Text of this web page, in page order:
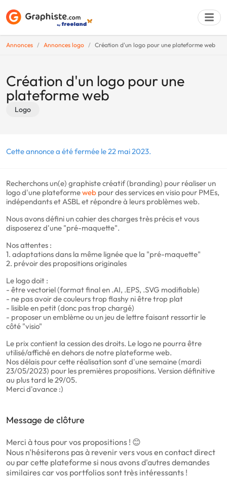
Annonces Annonces logo Création d'un logo pour une plateforme web
Création d'un logo pour une
plateforme web
Logo
Cette annonce a été fermée le 22 mai 2023.
Recherchons un(e) graphiste créatif (branding) pour réaliser un
logo d'une plateformeweb pour des services en visio pour PMEs,
indépendants et ASBL et répondre à leurs problèmes web.
Nous avons défini un cahier des charges très précis et vous
disposerez d'une "pré-maquette".
Nos attentes :
1. adaptations dans la même lignée que la "pré-maquette"
2. prévoir des propositions originales
Le logo doit :
- être vectoriel (format final en .AI, .EPS, .SVG modifiable)
- ne pas avoir de couleurs trop flashy ni être trop plat
- lisible en petit (donc pas trop chargé)
- proposer un emblème ou un jeu de lettre faisant ressortir le
côté "visio"
Le prix contient la cession des droits. Le logo ne pourra être
utilisé/affiché en dehors de notre plateforme web.
Nos délais pour cette réalisation sont d'une semaine (mardi
23/05/2023) pour les premières propositions. Version définitive
au plus tard le 29/05.
Merci d'avance :)
Message de clôture
Merci à tous pour vos propositions ! 😊
Nous n'hésiterons pas à revenir vers vous en contact direct
ou par cette plateforme si nous avons d'autres demandes
similaires car vos portfolios sont très intéressants !